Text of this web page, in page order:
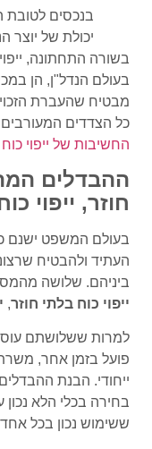
בנכסים לטובת
יכולת של יוצר
בשורה התחתונה,
בעולם הנדל"ן, הן
מבטיח שהעברת
כל הצדדים
החשיבות של ייפוי
ההבדלים
חוזר, ייפוי
בעולם המשפט ישנם
העתיד ולהבטיח
ביניהם. שלושה
ייפוי כוח בלתי חוזר,
למרות ששלושתם
פועל בזמן אחר,
ייחודי. הבנת
בחירה בכלי הלא נכון
ששימוש נכון בכל